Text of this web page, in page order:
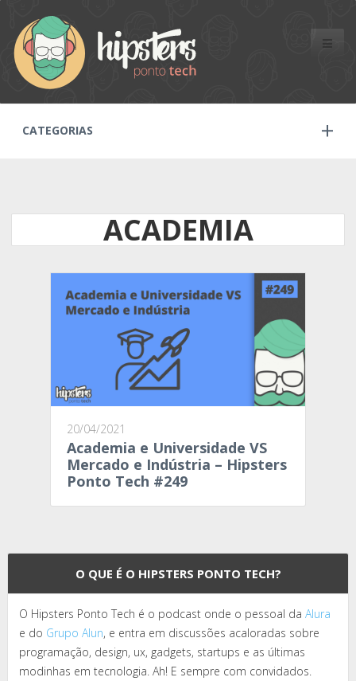
Toggle
CATEGORIAS
ACADEMIA
20/04/2021
Academia e Universidade VS
Mercado e Indústria – Hipsters
Ponto Tech #249
O QUE É O HIPSTERS PONTO TECH?
O Hipsters Ponto Tech é o podcast onde o pessoal da Alura
e do Grupo Alun, e entra em discussões acaloradas sobre
programação, design, ux, gadgets, startups e as últimas
modinhas em tecnologia. Ah! E sempre com convidados.